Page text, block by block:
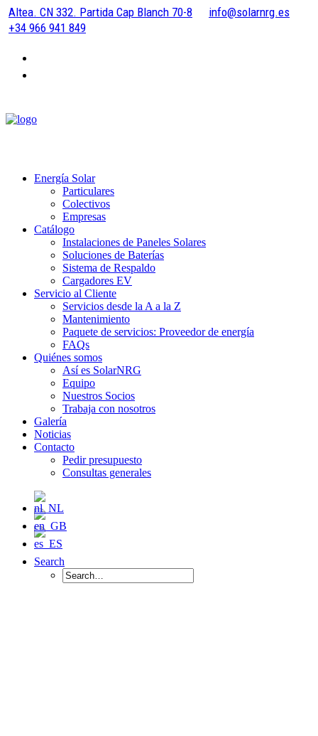
Altea. CN 332. Partida Cap Blanch 70-8
info@solarnrg.es
+34 966 941 849
Energía Solar
Particulares
Colectivos
Empresas
Catálogo
Instalaciones de Paneles Solares
Soluciones de Baterías
Sistema de Respaldo
Cargadores EV
Servicio al Cliente
Servicios desde la A a la Z
Mantenimiento
Paquete de servicios: Proveedor de energía
FAQs
Quiénes somos
Así es SolarNRG
Equipo
Nuestros Socios
Trabaja con nosotros
Galería
Noticias
Contacto
Pedir presupuesto
Consultas generales
Search